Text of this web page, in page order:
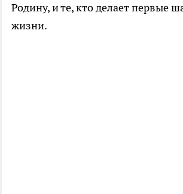
Родину, и те, кто делает первые
жизни.